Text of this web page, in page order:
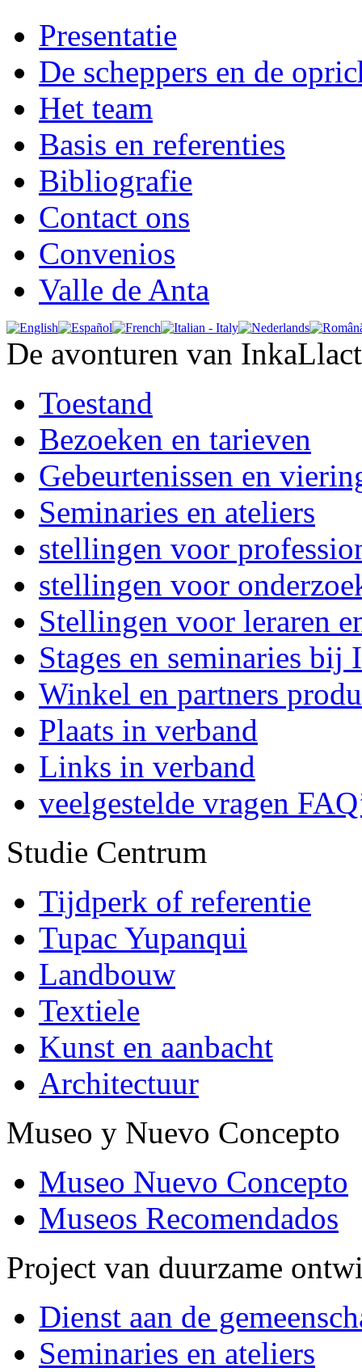
Presentatie
De scheppers en de
Het team
Basis en referenties
Bibliografie
Contact ons
Convenios
Valle de Anta
De avonturen van
Toestand
Bezoeken en tarieven
Gebeurtenissen en
Seminaries en ateliers
stellingen voor
stellingen voor
Stellingen voor leraren
Stages en seminaries
Winkel en partners
Plaats in verband
Links in verband
veelgestelde vragen
Studie Centrum
Tijdperk of referentie
Tupac Yupanqui
Landbouw
Textiele
Kunst en aanbacht
Architectuur
Museo y Nuevo Concepto
Museo Nuevo Concepto
Museos Recomendados
Project van duurzame
Dienst aan de
Seminaries en ateliers